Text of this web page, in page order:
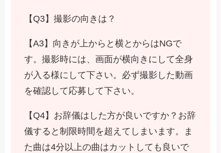
【Q3】撮影の向きは？
【A3】向きが上からと横とからはNGで
す。撮影時には、画面が横向きにして全身
が入る様にして下さい。必ず撮影した動画
を確認して応募して下さい。
【Q4】お辞儀はした方が良いですか？お辞
儀すると制限時間を超えてしまいます。ま
た曲は4分以上の曲はカットしても良いで